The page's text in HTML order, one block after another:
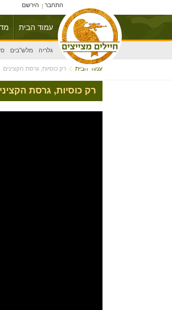
התחבר הירשם
עמוד הבית
גלריה מלש"בים
עמוד הבית רק כוסיות, גרסת הקצינים
רק כוסיות, גרסת